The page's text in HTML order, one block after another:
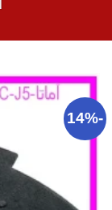
-14%